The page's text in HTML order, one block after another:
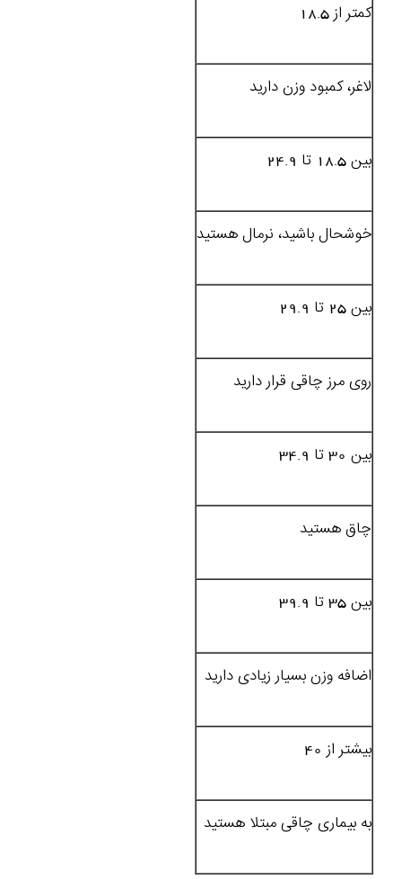
کمتر از 18.5
لاغر، کمبود وزن دارید
بین 18.5 تا 24.9
خوشحال باشید، نرمال هستید
بین 25 تا 29.9
روی مرز چاقی قرار دارید
بین 30 تا 34.9
چاق هستید
بین 35 تا 39.9
اضافه وزن بسیار زیادی دارید
بیشتر از 40
به بیماری چاقی مبتلا هستید